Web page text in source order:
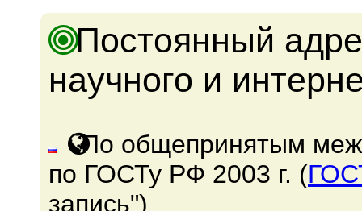
Постоянный
научного и
По общепринятым
по ГОСТу РФ 2003 г. (
запись")